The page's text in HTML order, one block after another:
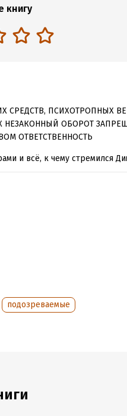
книгу
СРЕДСТВ, ПСИХОТРОПНЫХ
НЕЗАКОННЫЙ ОБОРОТ
ОТВЕТСТВЕННОСТЬ
и всё, к чему стремился
Аргадиян? Пути героев в
подозреваемые